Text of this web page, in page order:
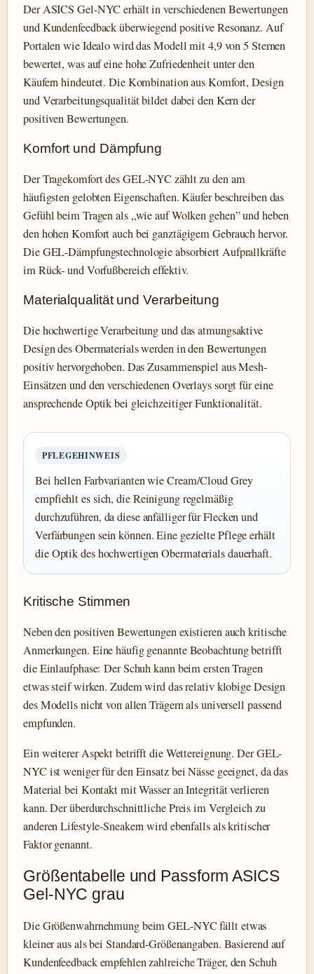
Der ASICS Gel-NYC erhält in verschiedenen Bewertungen
und Kundenfeedback überwiegend positive Resonanz. Auf
Portalen wie Idealo wird das Modell mit 4,9 von 5 Sternen
bewertet, was auf eine hohe Zufriedenheit unter den
Käufern hindeutet. Die Kombination aus Komfort, Design
und Verarbeitungsqualität bildet dabei den Kern der
positiven Bewertungen.
Komfort und Dämpfung
Der Tragekomfort des GEL-NYC zählt zu den am
häufigsten gelobten Eigenschaften. Käufer beschreiben das
Gefühl beim Tragen als „wie auf Wolken gehen” und heben
den hohen Komfort auch bei ganztägigem Gebrauch hervor.
Die GEL-Dämpfungstechnologie absorbiert Aufprallkräfte
im Rück- und Vorfußbereich effektiv.
Materialqualität und Verarbeitung
Die hochwertige Verarbeitung und das atmungsaktive
Design des Obermaterials werden in den Bewertungen
positiv hervorgehoben. Das Zusammenspiel aus Mesh-
Einsätzen und den verschiedenen Overlays sorgt für eine
ansprechende Optik bei gleichzeitiger Funktionalität.
PFLEGEHINWEIS
Bei hellen Farbvarianten wie Cream/Cloud Grey
empfiehlt es sich, die Reinigung regelmäßig
durchzuführen, da diese anfälliger für Flecken und
Verfärbungen sein können. Eine gezielte Pflege erhält
die Optik des hochwertigen Obermaterials dauerhaft.
Kritische Stimmen
Neben den positiven Bewertungen existieren auch kritische
Anmerkungen. Eine häufig genannte Beobachtung betrifft
die Einlaufphase: Der Schuh kann beim ersten Tragen
etwas steif wirken. Zudem wird das relativ klobige Design
des Modells nicht von allen Trägern als universell passend
empfunden.
Ein weiterer Aspekt betrifft die Wettereignung. Der GEL-
NYC ist weniger für den Einsatz bei Nässe geeignet, da das
Material bei Kontakt mit Wasser an Integrität verlieren
kann. Der überdurchschnittliche Preis im Vergleich zu
anderen Lifestyle-Sneakern wird ebenfalls als kritischer
Faktor genannt.
Größentabelle und Passform ASICS
Gel-NYC grau
Die Größenwahrnehmung beim GEL-NYC fällt etwas
kleiner aus als bei Standard-Größenangaben. Basierend auf
Kundenfeedback empfehlen zahlreiche Träger, den Schuh